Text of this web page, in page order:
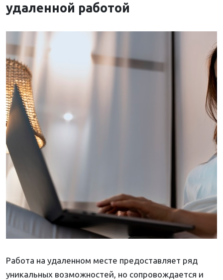
удаленной работой
Работа на удаленном месте предоставляет ряд
уникальных возможностей, но сопровождается и